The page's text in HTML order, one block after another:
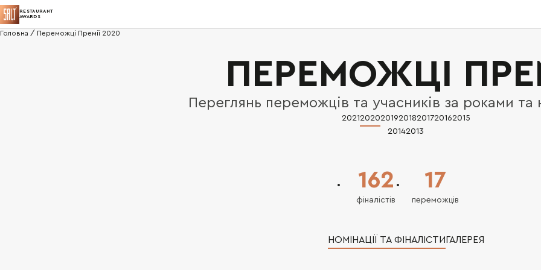
RESTAURANT
AWARDS
Головна / Переможці Премії 2020
ПЕРЕМОЖЦІ
Переглянь переможців та учасників за роками та
2021 202020192018201720162015
20142013
162
фіналістів
17
переможців
НОМІНАЦІЇ ТА ФІНАЛІСТИ ГАЛЕРЕЯ